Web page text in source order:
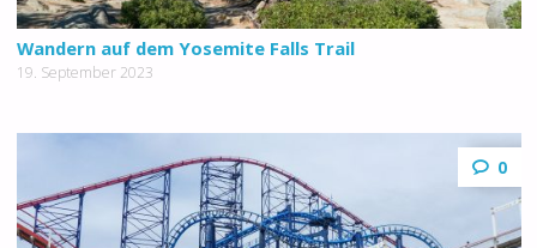
Wandern auf dem Yosemite Falls Trail
19. September 2023
0